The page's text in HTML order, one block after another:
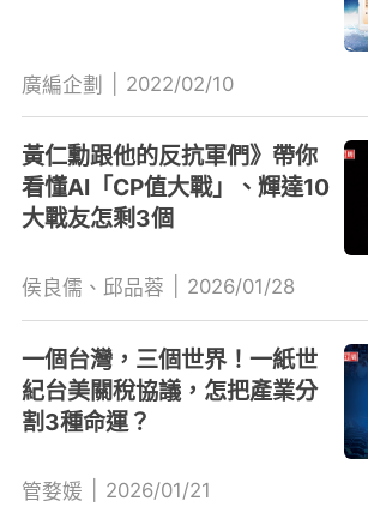
廣編企劃 2022/02/10
黃仁勳跟他的反抗軍們》帶你
看懂AI「CP值大戰」、輝達10
大戰友怎剩3個
侯良儒、邱品蓉 2026/01/28
一個台灣，三個世界！一紙世
紀台美關稅協議，怎把產業分
割3種命運？
管婺媛 2026/01/21